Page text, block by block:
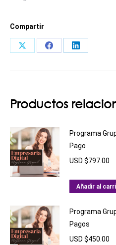
Contenidos
utilizando
herramientas
cantidad
Compartir
Share
Share
Share
Productos
Programa
Pago
USD $797.00
Añadir al
Programa
Pagos
USD $450.00